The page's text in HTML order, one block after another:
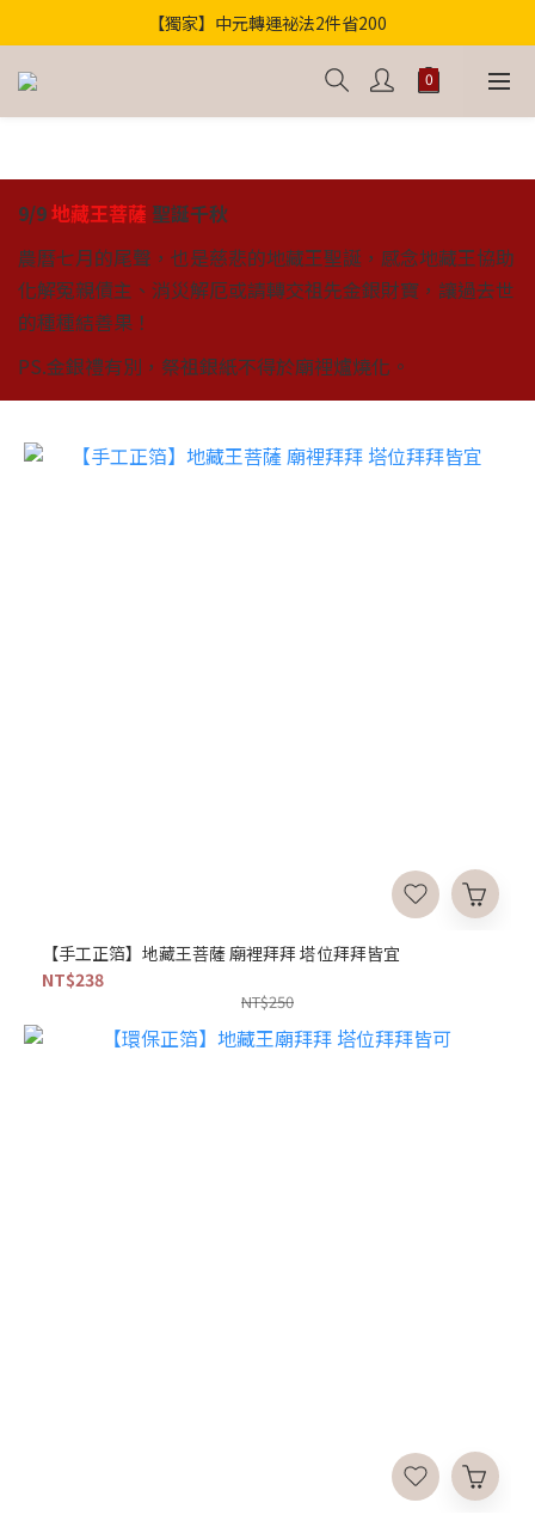
歡迎光臨！全店滿1000免運
【獨家】中元轉運祕法2件省200
歡迎光臨！全店滿1000免運
9/9地藏王菩薩 聖誕千秋
農曆七月的尾聲，也是慈悲的地藏王聖誕，感念地藏王協助
化解冤親債主、消災解厄或請轉交祖先金銀財寶，讓過去世
的種種結善果！
PS.金銀禮有別，祭祖銀紙不得於廟裡爐燒化。
【手工正箔】地藏王菩薩 廟裡拜拜 塔位拜拜皆宜
NT$238
NT$250